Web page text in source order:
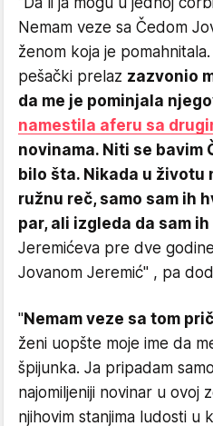
Nemam veze sa Čedom
ženom koja je
pešački prelaz zazvonio
da me je pominjala
namestila aferu sa
novinama. Niti se bavim
bilo šta. Nikada u životu
ružnu reč, samo sam ih
par, ali izgleda da sam
Jeremićeva pre dve
Jovanom Jeremić" , pa
"Nemam veze sa tom
ženi uopšte moje ime da
špijunka. Ja pripadam
najomiljeniji novinar u ovoj
njihovim stanjima ludosti u